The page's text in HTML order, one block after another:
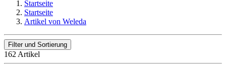
Startseite
Startseite
Artikel von Weleda
Filter und Sortierung
162 Artikel